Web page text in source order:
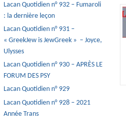
Lacan Quotidien n° 932 – Fumaroli
: la dernière leçon
Lacan Quotidien n° 931 –
« GreekJew is JewGreek » – Joyce,
Ulysses
Lacan Quotidien n° 930 – APRÈS LE
FORUM DES PSY
Lacan Quotidien n° 929
Lacan Quotidien n° 928 – 2021
Année Trans